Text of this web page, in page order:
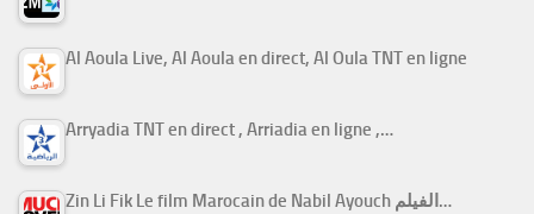
Al Aoula Live, Al Aoula en direct, Al Oula TNT en ligne
Arryadia TNT en direct , Arriadia en ligne ,…
Zin Li Fik Le film Marocain de Nabil Ayouch الفيلم…